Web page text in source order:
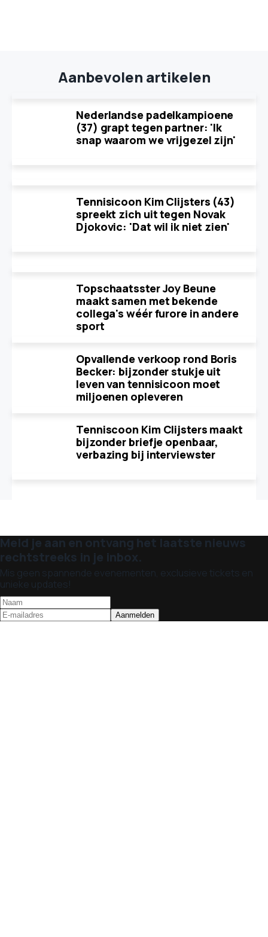
Aanbevolen artikelen
Nederlandse padelkampioene
(37) grapt tegen partner: 'Ik
snap waarom we vrijgezel zijn'
Tennisicoon Kim Clijsters (43)
spreekt zich uit tegen Novak
Djokovic: 'Dat wil ik niet zien'
Topschaatsster Joy Beune
maakt samen met bekende
collega's wéér furore in andere
sport
Opvallende verkoop rond Boris
Becker: bijzonder stukje uit
leven van tennisicoon moet
miljoenen opleveren
Tenniscoon Kim Clijsters maakt
bijzonder briefje openbaar,
verbazing bij interviewster
Meld je aan en ontvang het laatste nieuws
rechtstreeks in je inbox.
Mis geen spannende evenementen, exclusieve tickets en
unieke updates!